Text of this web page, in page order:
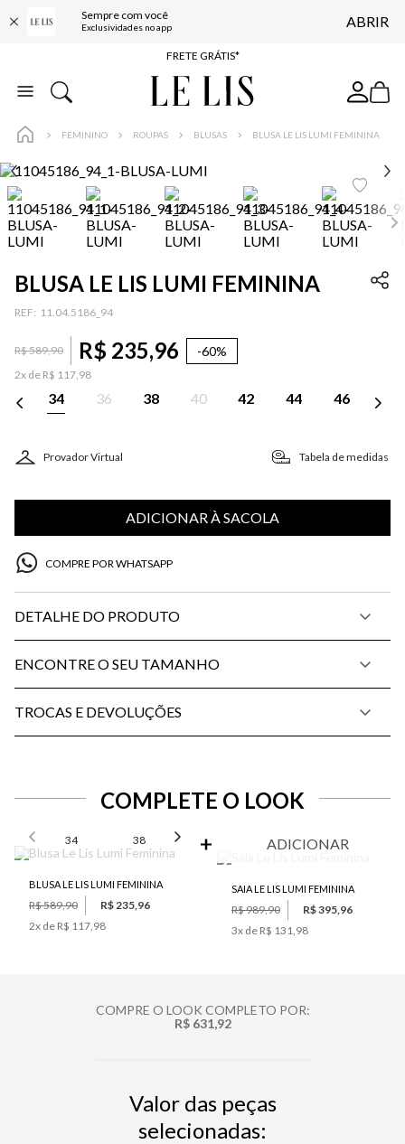
Sempre com você
Exclusividades no app ABRIR
ENTREGA EXPRESSA*
FRETE GRÁTIS*
BAIXE O APP
FEMININO ROUPAS BLUSAS BLUSA LE LIS LUMI FEMININA
BLUSA LE LIS LUMI FEMININA
: 11.04.5186_94
R$589,90 R$ 235,96 -60%
2x de R$ 117,98
34 36 38 40 42 44 46
Provador Virtual Tabela de medidas
ADICIONAR À SACOLA
COMPRE POR WHATSAPP
DETALHE DO PRODUTO
ENCONTRE O SEU TAMANHO
TROCAS E DEVOLUÇÕES
COMPLETE O LOOK
34 38 42 44 46
BLUSA LE LIS LUMI FEMININA
R$ 589,90
R$ 235,96
2x de R$ 117,98
ADICIONAR
SAIA LE LIS LUMI FEMININA
R$ 989,90
R$ 395,96
3x de R$ 131,98
COMPRE O LOOK COMPLETO POR:
R$ 631,92
Valor das peças
selecionadas: